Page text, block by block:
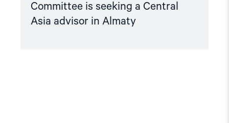
Committee is seeking a Central
Asia advisor in Almaty